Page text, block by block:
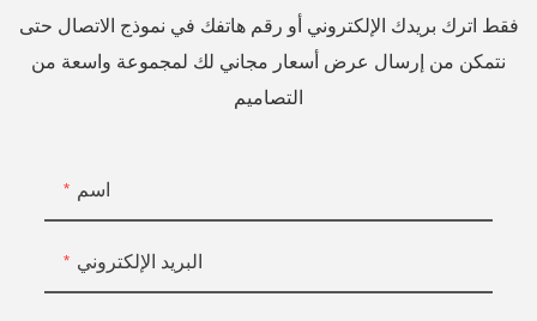
فقط اترك بريدك الإلكتروني أو رقم هاتفك في نموذج الاتصال حتى
نتمكن من إرسال عرض أسعار مجاني لك لمجموعة واسعة من
التصاميم
اسم
البريد الإلكتروني